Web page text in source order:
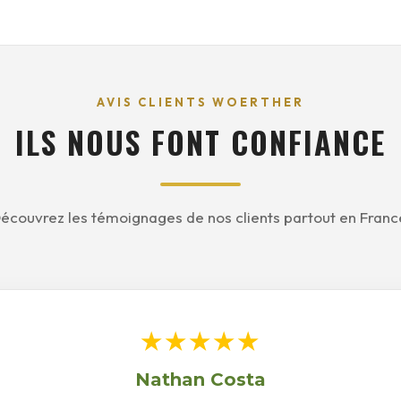
AVIS CLIENTS WOERTHER
ILS NOUS FONT CONFIANCE
les témoignages de nos clients partout en